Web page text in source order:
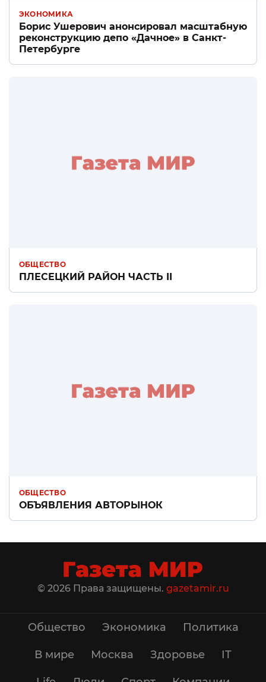
ЭКОНОМИКА
Борис Ушерович анонсировал масштабную
реконструкцию депо «Дачное» в Санкт-
Петербурге
ОБЩЕСТВО
ПЛЕСЕЦКИЙ РАЙОН ЧАСТЬ II
ОБЩЕСТВО
ОБЪЯВЛЕНИЯ АВТОРЫНОК
© 2026 Права защищены. gazetamir.ru
Общество Экономика Политика
В мире Москва Здоровье IT